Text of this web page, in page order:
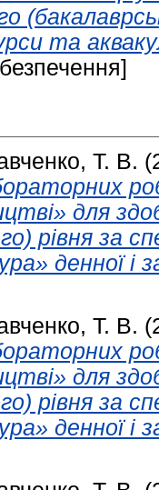
та
Т. В.
для
рівня за
денної і
Т. В.
для
рівня за
денної і